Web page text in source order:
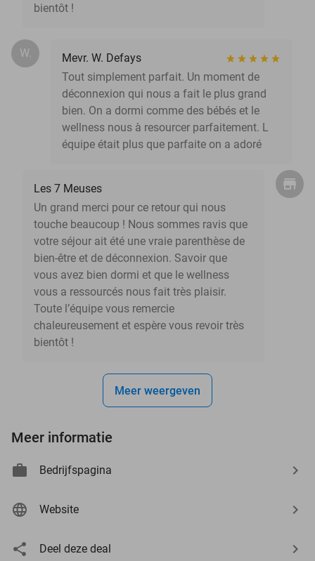
bientôt !
W.
Mevr. W. Defays
Tout simplement parfait. Un moment de
déconnexion qui nous a fait le plus grand
bien. On a dormi comme des bébés et le
wellness nous à resourcer parfaitement. L
équipe était plus que parfaite on a adoré
Les 7 Meuses
Un grand merci pour ce retour qui nous
touche beaucoup ! Nous sommes ravis que
votre séjour ait été une vraie parenthèse de
bien-être et de déconnexion. Savoir que
vous avez bien dormi et que le wellness
vous a ressourcés nous fait très plaisir.
Toute l’équipe vous remercie
chaleureusement et espère vous revoir très
bientôt !
Meer weergeven
Meer informatie
Bedrijfspagina
Website
Deel deze deal